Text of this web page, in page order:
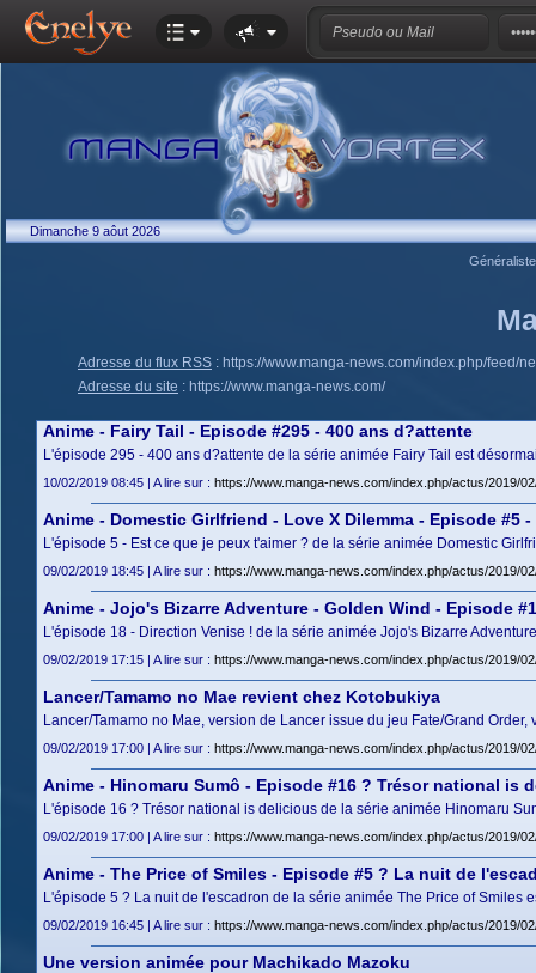
Dimanche 9 aôut 2026
Adresse du flux RSS : https://www.manga-news.com/index.php/feed/
Adresse du site : https://www.manga-news.com/
Anime - Fairy Tail - Episode #295 - 400 ans d?attente
L'épisode 295 - 400 ans d?attente de la série animée Fairy Tail est
10/02/2019 08:45 | A lire sur : https://www.manga-news.com/index.php/actus/2019/
Anime - Domestic Girlfriend - Love X Dilemma - Episode #5
L'épisode 5 - Est ce que je peux t'aimer ? de la série animée Domestic
09/02/2019 18:45 | A lire sur : https://www.manga-news.com/index.php/actus/2019/
Anime - Jojo's Bizarre Adventure - Golden Wind - Episode
L'épisode 18 - Direction Venise ! de la série animée Jojo's Bizarre
09/02/2019 17:15 | A lire sur : https://www.manga-news.com/index.php/actus/2019/
Lancer/Tamamo no Mae revient chez Kotobukiya
Lancer/Tamamo no Mae, version de Lancer issue du jeu Fate/Grand
09/02/2019 17:00 | A lire sur : https://www.manga-news.com/index.php/actus/2019/
Anime - Hinomaru Sumô - Episode #16 ? Trésor national is
L'épisode 16 ? Trésor national is delicious de la série animée Hinomaru
09/02/2019 17:00 | A lire sur : https://www.manga-news.com/index.php/actus/2019/
Anime - The Price of Smiles - Episode #5 ? La nuit de
L'épisode 5 ? La nuit de l'escadron de la série animée The Price of Smiles
09/02/2019 16:45 | A lire sur : https://www.manga-news.com/index.php/actus/2019/
Une version animée pour Machikado Mazoku